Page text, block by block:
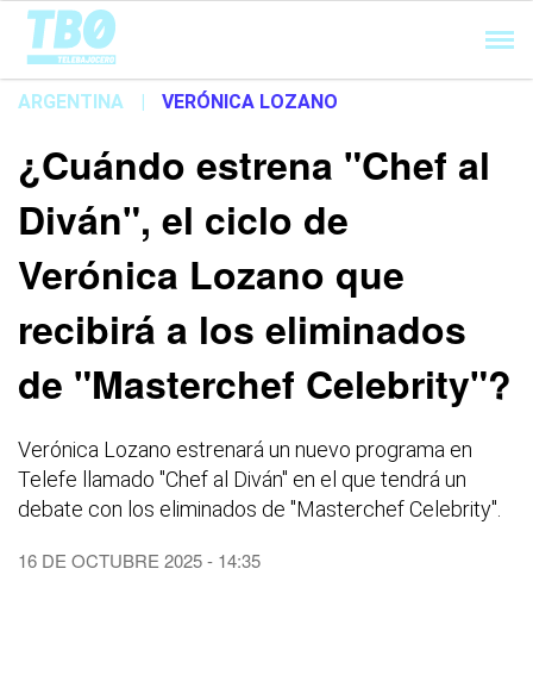
Cargando...
ARGENTINA | VERÓNICA LOZANO
¿Cuándo estrena "Chef al
Diván", el ciclo de
Verónica Lozano que
recibirá a los eliminados
de "Masterchef Celebrity"?
Verónica Lozano estrenará un nuevo programa en
Telefe llamado "Chef al Diván" en el que tendrá un
debate con los eliminados de "Masterchef Celebrity".
16 DE OCTUBRE 2025 - 14:35